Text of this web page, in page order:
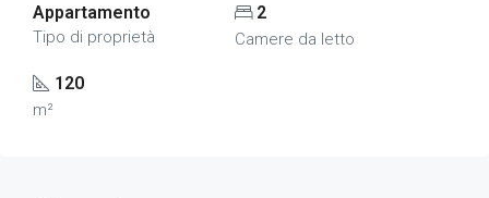
Appartamento
Tipo di proprietà
2
Camere da letto
120
m²